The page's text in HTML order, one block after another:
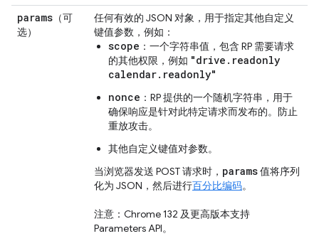
params （可
选）
任何有效的 JSON 对象，用于指定其他自定义
键值参数，例如：
scope ：一个字符串值，包含 RP 需要请求
的其他权限，例如 "drive.readonly
calendar.readonly"
nonce ：RP 提供的一个随机字符串，用于
确保响应是针对此特定请求而发布的。防止
重放攻击。
其他自定义键值对参数。
当浏览器发送 POST 请求时， params值将序列
化为 JSON，然后进行百分比编码。
注意：Chrome 132 及更高版本支持
Parameters API。